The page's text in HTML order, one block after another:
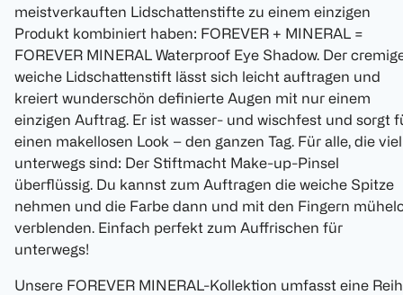
meistverkauften Lidschattenstifte zu einem einzigen
Produkt kombiniert haben: FOREVER + MINERAL =
FOREVER MINERAL Waterproof Eye Shadow. Der
weiche Lidschattenstift lässt sich leicht auftragen und
kreiert wunderschön definierte Augen mit nur einem
einzigen Auftrag. Er ist wasser- und wischfest und sorgt
einen makellosen Look – den ganzen Tag. Für alle, die viel
unterwegs sind: Der Stiftmacht Make-up-Pinsel
überflüssig. Du kannst zum Auftragen die weiche Spitze
nehmen und die Farbe dann und mit den Fingern
verblenden. Einfach perfekt zum Auffrischen für
unterwegs!
Unsere FOREVER MINERAL-Kollektion umfasst eine